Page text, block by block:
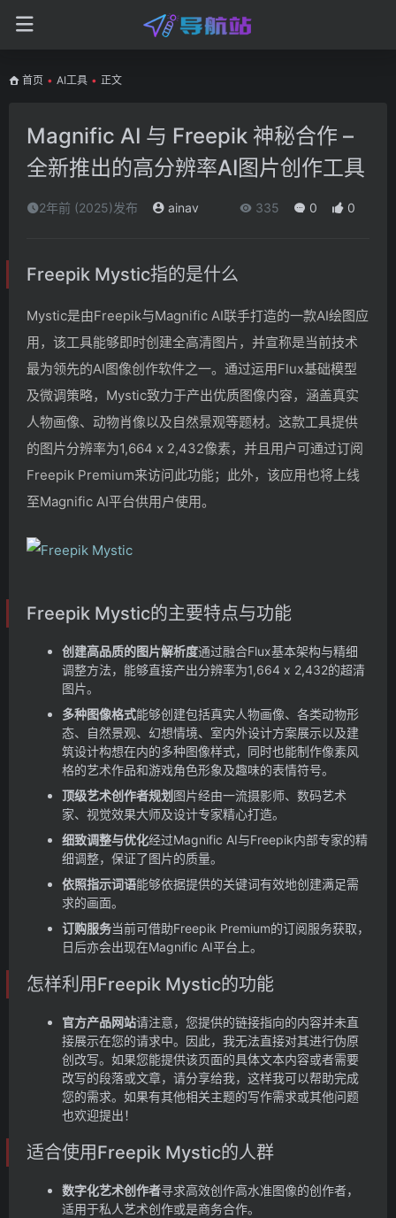
首页 • AI工具 • 正文
Magnific AI 与 Freepik 神秘合作 –
全新推出的高分辨率AI图片创作工具
2年前 (2025)发布 ainav 335 0 0
Freepik Mystic指的是什么
Mystic是由Freepik与Magnific AI联手打造的一款AI绘图应
用，该工具能够即时创建全高清图片，并宣称是当前技术
最为领先的AI图像创作软件之一。通过运用Flux基础模型
及微调策略，Mystic致力于产出优质图像内容，涵盖真实
人物画像、动物肖像以及自然景观等题材。这款工具提供
的图片分辨率为1,664 x 2,432像素，并且用户可通过订阅
Freepik Premium来访问此功能；此外，该应用也将上线
至Magnific AI平台供用户使用。
Freepik Mystic的主要特点与功能
创建高品质的图片解析度通过融合Flux基本架构与精细
调整方法，能够直接产出分辨率为1,664 x 2,432的超清
图片。
多种图像格式能够创建包括真实人物画像、各类动物形
态、自然景观、幻想情境、室内外设计方案展示以及建
筑设计构想在内的多种图像样式，同时也能制作像素风
格的艺术作品和游戏角色形象及趣味的表情符号。
顶级艺术创作者规划 图片经由一流摄影师、数码艺术
家、视觉效果大师及设计专家精心打造。
细致调整与优化经过Magnific AI与Freepik内部专家的精
细调整，保证了图片的质量。
依照指示词语能够依据提供的关键词有效地创建满足需
求的画面。
订购服务当前可借助Freepik Premium的订阅服务获取，
日后亦会出现在Magnific AI平台上。
怎样利用Freepik Mystic的功能
官方产品网站请注意，您提供的链接指向的内容并未直
接展示在您的请求中。因此，我无法直接对其进行伪原
创改写。如果您能提供该页面的具体文本内容或者需要
改写的段落或文章，请分享给我，这样我可以帮助完成
您的需求。如果有其他相关主题的写作需求或其他问题
也欢迎提出！
适合使用Freepik Mystic的人群
数字化艺术创作者寻求高效创作高水准图像的创作者，
适用于私人艺术创作或是商务合作。